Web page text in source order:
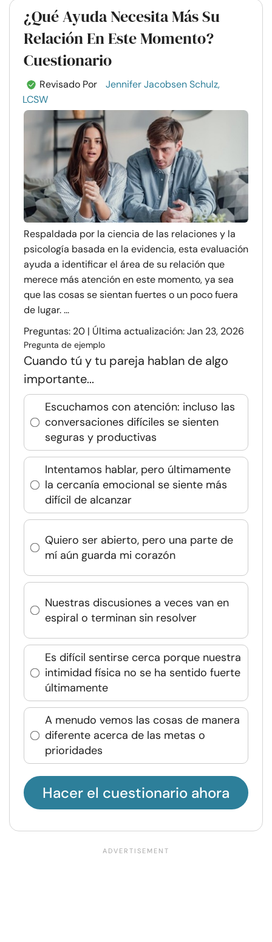
¿Qué Ayuda Necesita Más Su
Relación En Este Momento?
Cuestionario
Revisado Por
Jennifer Jacobsen Schulz,
LCSW
Respaldada por la ciencia de las relaciones y la
psicología basada en la evidencia, esta evaluación
ayuda a identificar el área de su relación que
merece más atención en este momento, ya sea
que las cosas se sientan fuertes o un poco fuera
de lugar. ...
Preguntas: 20 | Última actualización: Jan 23, 2026
Pregunta de ejemplo
Cuando tú y tu pareja hablan de algo
importante...
Escuchamos con atención: incluso las
conversaciones difíciles se sienten
seguras y productivas
Intentamos hablar, pero últimamente
la cercanía emocional se siente más
difícil de alcanzar
Quiero ser abierto, pero una parte de
mí aún guarda mi corazón
Nuestras discusiones a veces van en
espiral o terminan sin resolver
Es difícil sentirse cerca porque nuestra
intimidad física no se ha sentido fuerte
últimamente
A menudo vemos las cosas de manera
diferente acerca de las metas o
prioridades
Hacer el cuestionario ahora